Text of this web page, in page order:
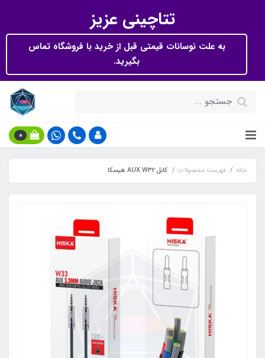
تتاچینی عزیز
به علت نوسانات قیمتی قبل از خرید با فروشگاه تماس
بگیرید.
0
خانه فهرست محصولات کابل AUX W32 هیسکا